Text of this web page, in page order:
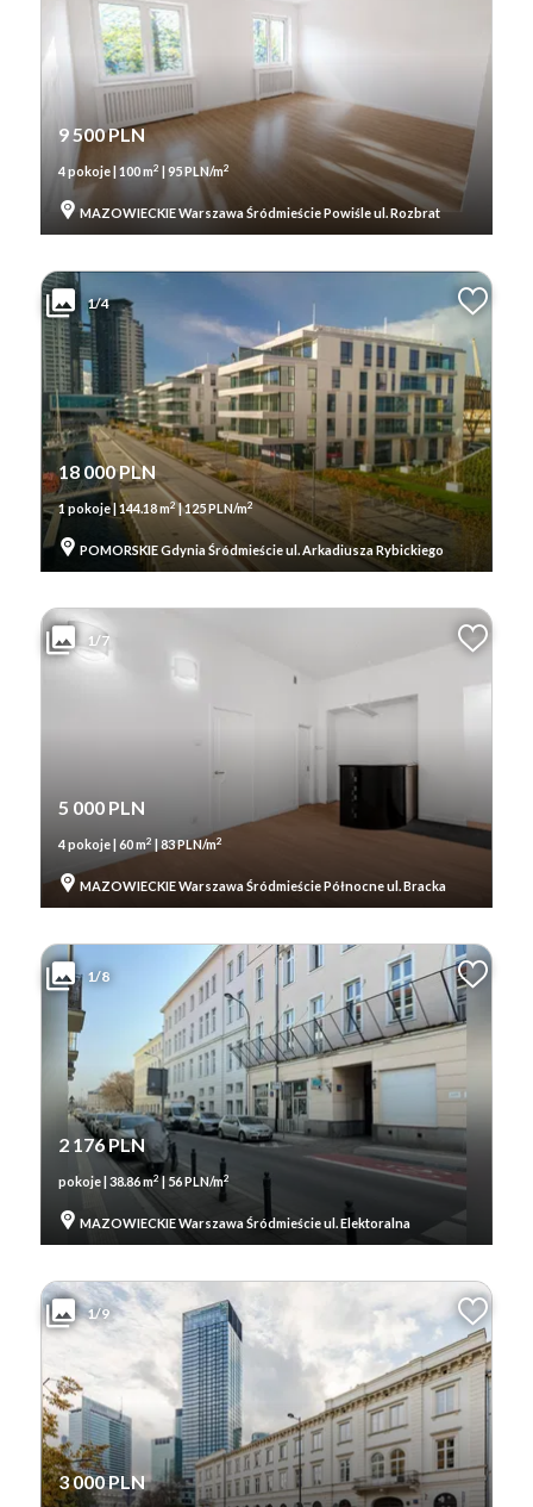
9 500 PLN
4 pokoje | 100 m2 | 95 PLN/m2
MAZOWIECKIE Warszawa Śródmieście Powiśle ul. Rozbrat
1/4
18 000 PLN
1 pokoje | 144.18 m2| 125 PLN/m2
POMORSKIE Gdynia Śródmieście ul. Arkadiusza Rybickiego
1/7
5 000 PLN
4 pokoje | 60 m2 | 83 PLN/m2
MAZOWIECKIE Warszawa Śródmieście Północne ul. Bracka
1/8
2 176 PLN
pokoje | 38.86 m2| 56 PLN/m2
MAZOWIECKIE Warszawa Śródmieście ul. Elektoralna
1/9
3 000 PLN